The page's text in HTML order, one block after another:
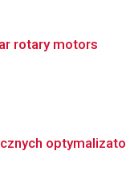
rotary motors